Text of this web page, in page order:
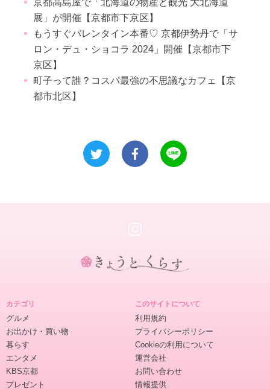
京都高島屋で「北海道の物産と観光 大北海道
展」が開催【京都市下京区】
もうすぐバレンタイン本番♡ 京都伊勢丹で「サ
ロン・デュ・ショコラ 2024」開催【京都市下
京区】
町子って誰？コスパ最強の不思議なカフェ【京
都市北区】
カテゴリ
グルメ
お出かけ・買い物
暮らす
エンタメ
KBS京都
プレゼント
このサイトについて
利用規約
プライバシーポリシー
Cookieの利用について
運営会社
お問い合わせ
情報提供